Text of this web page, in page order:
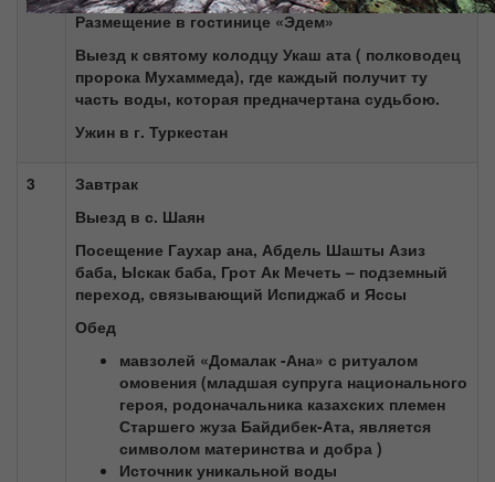
Размещение в гостинице «Эдем»
Выезд к святому колодцу Укаш ата ( полководец
пророка Мухаммеда), где каждый получит ту
часть воды, которая предначертана судьбою.
Ужин в г. Туркестан
3
Завтрак
Выезд в с. Шаян
Посещение Гаухар ана, Абдель Шашты Азиз
баба, Ыскак баба, Грот Ак Мечеть – подземный
переход, связывающий Испиджаб и Яссы
Обед
мавзолей «Домалак -Ана» с ритуалом
омовения (младшая супруга национального
героя, родоначальника казахских племен
Старшего жуза Байдибек-Ата, является
символом материнства и добра )
Источник уникальной воды